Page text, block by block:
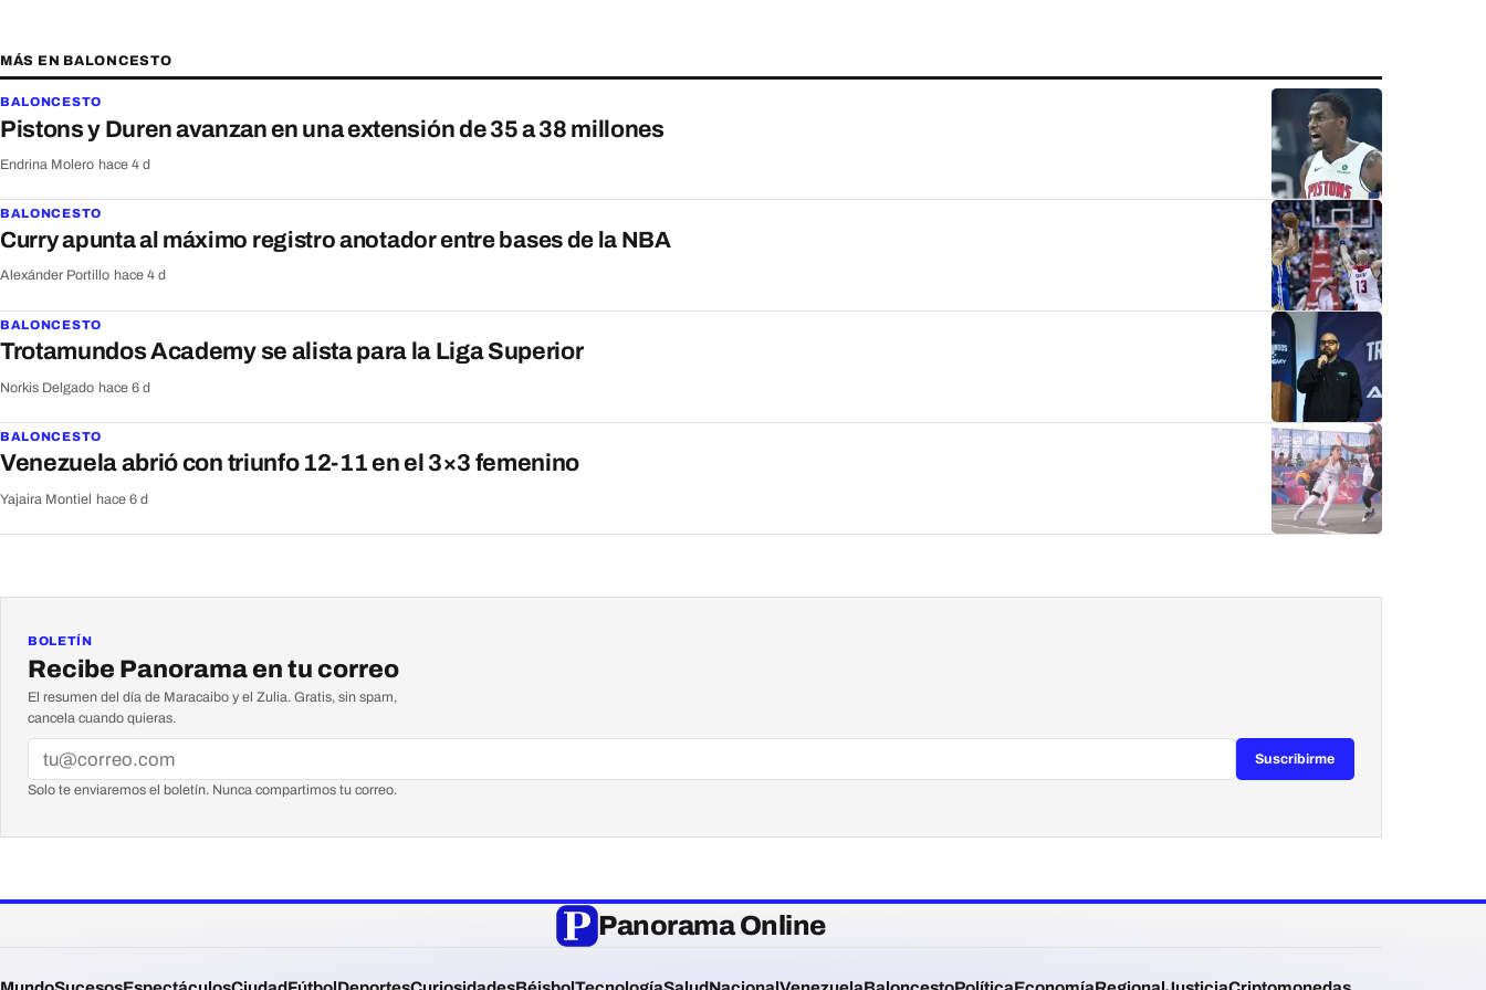
MÁS EN BALONCESTO
BALONCESTO
Pistons y Duren avanzan en una extensión de 35 a 38 millones
Endrina Molero hace 4 d
BALONCESTO
Curry apunta al máximo registro anotador entre bases de la NBA
Alexánder Portillo hace 4 d
BALONCESTO
Trotamundos Academy se alista para la Liga Superior
Norkis Delgado hace 6 d
BALONCESTO
Venezuela abrió con triunfo 12-11 en el 3×3 femenino
Yajaira Montiel hace 6 d
BOLETÍN
Recibe Panorama en tu correo
El resumen del día de Maracaibo y el Zulia. Gratis, sin spam,
cancela cuando quieras.
Suscribirme
Solo te enviaremos el boletín. Nunca compartimos tu correo.
Panorama Online